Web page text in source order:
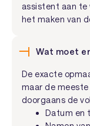
assistent aan te
het maken van
Wat moet
De exacte
maar de
doorgaans de
Datum en